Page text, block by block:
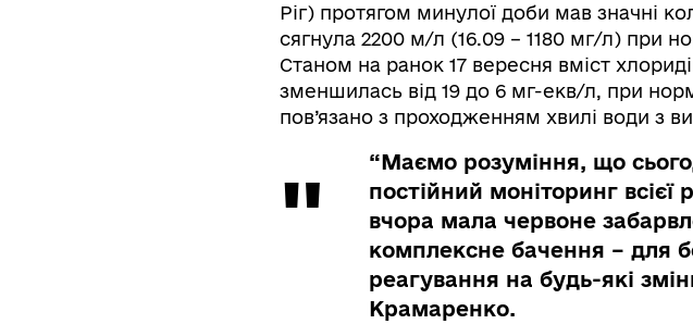
Ріг) протягом минулої доби мав значні
сягнула 2200 м/л (16.09 – 1180 мг/л) при
Станом на ранок 17 вересня вміст
зменшилась від 19 до 6 мг-екв/л, при
пов’язано з проходженням хвилі води з
“Маємо розуміння, що
постійний моніторинг
вчора мала червоне
комплексне бачення – для
реагування на будь-які
Крамаренко.